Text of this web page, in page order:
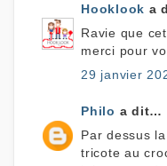
Hooklook a
Ravie que
merci pour
29 janvier
Philo a dit…
Par dessus
tricote au